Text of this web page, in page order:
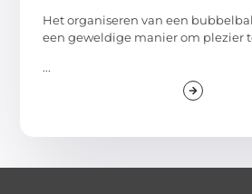
Het organiseren van een
een geweldige manier om plezier
...